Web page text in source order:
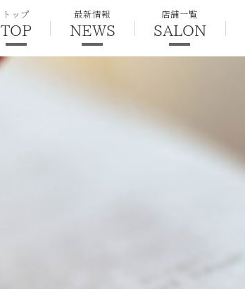
トップ
TOP
最新情報
NEWS
店舗一覧
SALON